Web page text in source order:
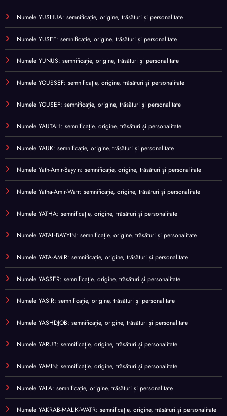
Numele YUSHUA: semnificație, origine, trăsături și personalitate
Numele YUSEF: semnificație, origine, trăsături și personalitate
Numele YUNUS: semnificație, origine, trăsături și personalitate
Numele YOUSSEF: semnificație, origine, trăsături și personalitate
Numele YOUSEF: semnificație, origine, trăsături și personalitate
Numele YAUTAH: semnificație, origine, trăsături și personalitate
Numele YAUK: semnificație, origine, trăsături și personalitate
Numele Yath-Amir-Bayyin: semnificație, origine, trăsături și personalitate
Numele Yatha-Amir-Watr: semnificație, origine, trăsături și personalitate
Numele YATHA: semnificație, origine, trăsături și personalitate
Numele YATAL-BAYYIN: semnificație, origine, trăsături și personalitate
Numele YATA-AMIR: semnificație, origine, trăsături și personalitate
Numele YASSER: semnificație, origine, trăsături și personalitate
Numele YASIR: semnificație, origine, trăsături și personalitate
Numele YASHDJOB: semnificație, origine, trăsături și personalitate
Numele YARUB: semnificație, origine, trăsături și personalitate
Numele YAMIN: semnificație, origine, trăsături și personalitate
Numele YALA: semnificație, origine, trăsături și personalitate
Numele YAKRAB-MALIK-WATR: semnificație, origine, trăsături și personalitate